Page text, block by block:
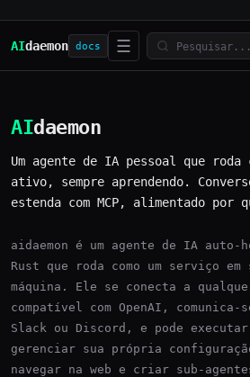
AIdaemon docs ☰
AIdaemon
Um agente de IA pessoal que roda
ativo, sempre aprendendo.
estenda com MCP, alimentado por
aidaemon é um agente de IA auto-
Rust que roda como um serviço em
máquina. Ele se conecta a
compatível com OpenAI, comunica-
Slack ou Discord, e pode
gerenciar sua própria
navegar na web e criar sub-